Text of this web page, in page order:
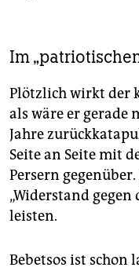
Im
Plötzlich wirkt der
als wäre er gerade
Jahre
Seite an Seite mit
Persern
„Widerstand
leisten.
Bebetsos ist schon